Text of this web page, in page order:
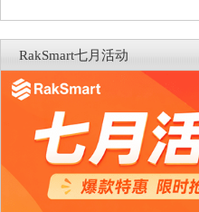
RakSmart七月活动